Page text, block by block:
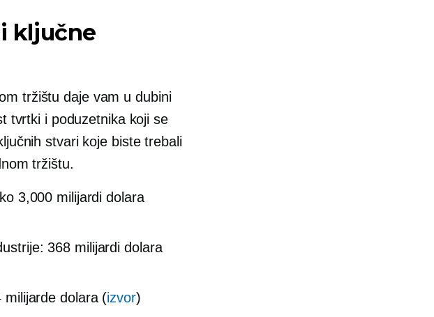
ključne
tržištu daje vam u dubini
tvrtki i poduzetnika koji se
stvari koje biste trebali
tržištu.
3,000 milijardi dolara
368 milijardi dolara
milijarde dolara (izvor)